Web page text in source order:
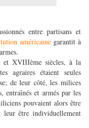
entre partisans et
américaine garantit à
XVIIIème siècles, à la
agraires étaient seules
de leur côté, les milices
entraînés et armés par les
pouvaient alors être
leur être individuellement